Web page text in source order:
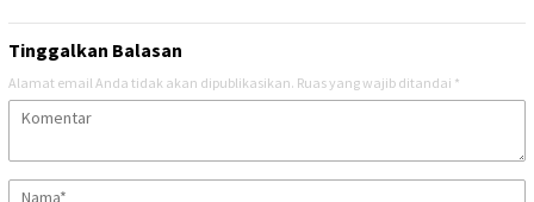
Tinggalkan Balasan
Alamat email Anda tidak akan dipublikasikan. Ruas yang wajib ditandai *